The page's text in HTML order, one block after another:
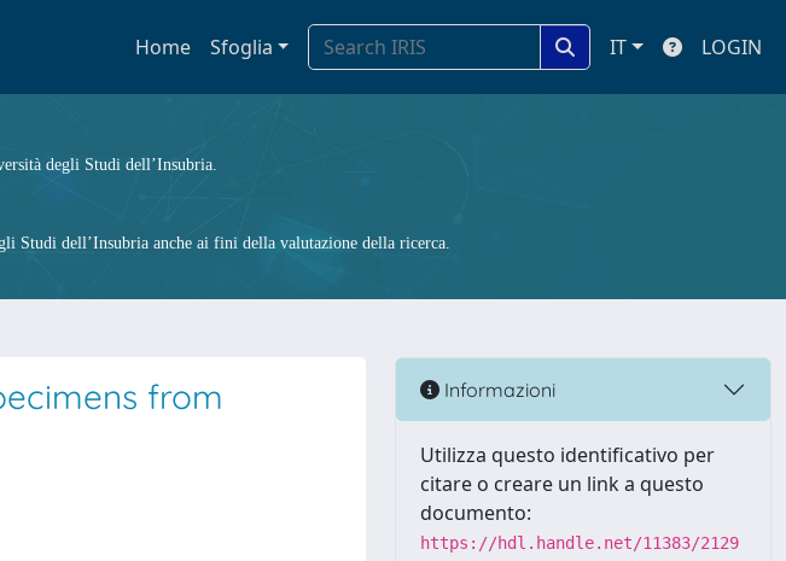
Home Sfoglia IT LOGIN
degli Studi dell’Insubria.
Studi dell’Insubria anche ai fini della valutazione della ricerca.
from
Informazioni
Utilizza questo identificativo per
citare o creare un link a questo
documento:
https://hdl.handle.net/11383/2129